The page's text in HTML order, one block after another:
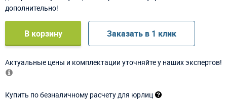
дополнительно!
В корзину Заказать в 1 клик
Актуальные цены и комплектации уточняйте у наших экспертов!
Купить по безналичному расчету для юрлиц